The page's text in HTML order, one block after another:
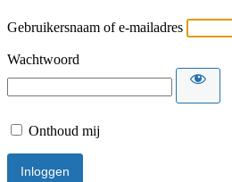
Gebruikersnaam of e-mailadres
Wachtwoord
Onthoud mij